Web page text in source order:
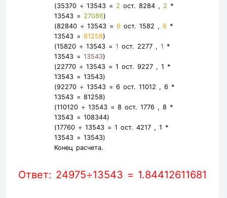
(35370 ÷ 13543 = 2 ост. 8284 , 2 *
13543 = 27086)
(82840 ÷ 13543 = 6 ост. 1582 , 6 *
13543 = 81258)
(15820 ÷ 13543 = 1 ост. 2277 , 1 *
13543 = 13543)
(22770 ÷ 13543 = 1 ост. 9227 , 1 *
13543 = 13543)
(92270 ÷ 13543 = 6 ост. 11012 , 6 *
13543 = 81258)
(110120 ÷ 13543 = 8 ост. 1776 , 8 *
13543 = 108344)
(17760 ÷ 13543 = 1 ост. 4217 , 1 *
13543 = 13543)
Конец расчета.
Ответ: 24975÷13543 = 1.84412611681